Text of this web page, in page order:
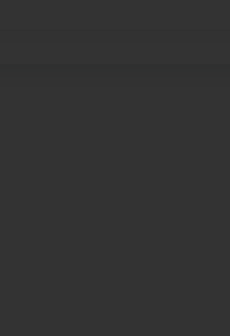
drive criminally, almost